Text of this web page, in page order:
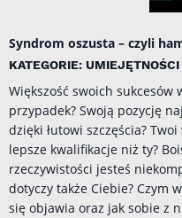
Syndrom oszusta – czyli
KATEGORIE:
Większość swoich sukcesów
przypadek? Swoją pozycję
dzięki łutowi szczęścia?
lepsze kwalifikacje niż ty?
rzeczywistości jesteś
dotyczy także Ciebie? Czym
się objawia oraz jak sobie z